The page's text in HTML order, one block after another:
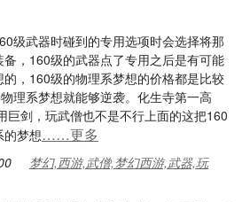
级武器时碰到的专用选项时会选择将那
，160级的武器点了专用之后是有可能
，160级的物理系梦想的价格都是比较
理系梦想就能够逆袭。化生寺第一高
巨剑，玩武僧也不是不行上面的这把160
的梦想……更多
梦幻,西游,武僧,梦幻西游,武器,玩